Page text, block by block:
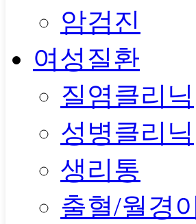
암검진
여성질환
질염클리닉
성병클리닉
생리통
출혈/월경